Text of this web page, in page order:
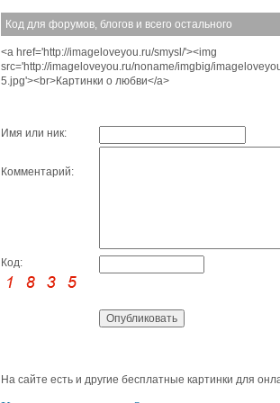
Код для форумов, блогов и всего остального
<a href='http://imageloveyou.ru/smysl/'><img
src='http://imageloveyou.ru/noname/imgbig/
5.jpg'><br>Картинки о любви</a>
Имя или ник:
Комментарий:
Код:
На сайте есть и другие бесплатные картинки для